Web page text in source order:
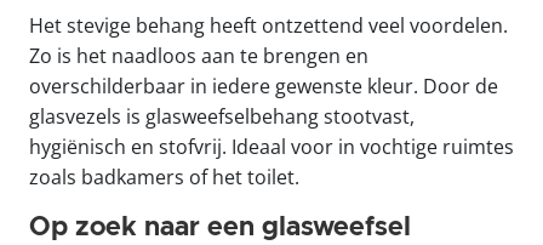
Het stevige behang heeft ontzettend veel voordelen.
Zo is het naadloos aan te brengen en
overschilderbaar in iedere gewenste kleur. Door de
glasvezels is glasweefselbehang stootvast,
hygiënisch en stofvrij. Ideaal voor in vochtige ruimtes
zoals badkamers of het toilet.
Op zoek naar een glasweefsel